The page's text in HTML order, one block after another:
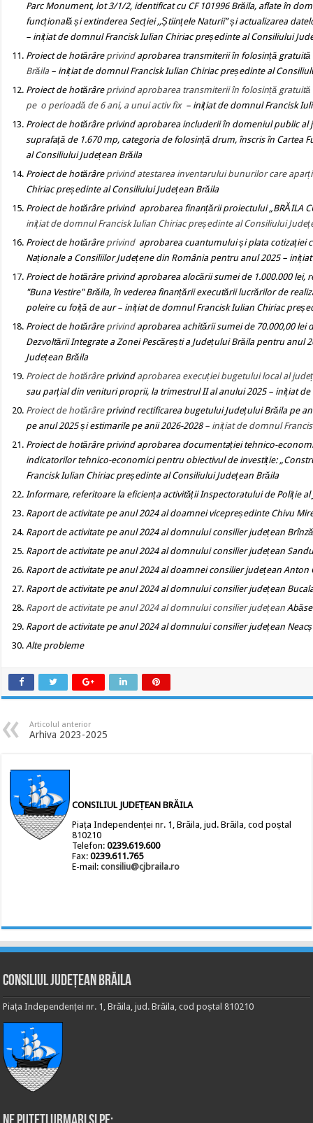
Parc Monument, lot 3/1/2, identificat cu CF 101996 Brăila, aflate în
funcțională și extinderea Secției ,,Științele Naturii” și actualizarea
– inițiat de domnul Francisk Iulian Chiriac președinte al Consiliului
Proiect de hotărâre privindaprobarea transmiterii în folosință
Brăila – inițiat de domnul Francisk Iulian Chiriac președinte al
Proiect de hotărâre privind aprobarea transmiterii în folosință gratuită
pe o perioadă de 6 ani, a unui activ fix – inițiat de domnul Francisk
Proiect de hotărâre privind aprobarea includerii în domeniul public al
suprafață de 1.670 mp, categoria de folosință drum, înscris în Cartea
al Consiliului Județean Brăila
Proiect de hotărâre privind atestarea inventarului bunurilor care
Chiriac președinte al Consiliului Județean Brăila
Proiect de hotărâre privind aprobarea finanțării proiectului „BRĂILA
inițiat de domnul Francisk Iulian Chiriac președinte al Consiliului
Proiect de hotărâre privindaprobarea cuantumului și plata cotizației
Naționale a Consiliilor Județene din România pentru anul 2025 –
Proiect de hotărâre privindaprobarea alocării sumei de 1.000.000 lei,
"Buna Vestire" Brăila, în vederea finanțării executării lucrărilor de
poleire cu foiță de aur– inițiat de domnul Francisk Iulian Chiriac
Proiect de hotărâre privind aprobarea achitării sumei de 70.000,00
Dezvoltării Integrate a Zonei Pescărești a Județului Brăila pentru anul
Județean Brăila
Proiect de hotărâre privind aprobarea execuției bugetului local al
sau parțial din venituri proprii, la trimestrul II al anului2025 – inițiat
Proiect de hotărâreprivind rectificarea bugetului Județului Brăila pe
pe anul 2025 și estimarile pe anii 2026-2028 – inițiat de domnul
Proiect de hotărâreprivind aprobarea documentației tehnico-
indicatorilor tehnico-economici pentru obiectivul de investiție:
Francisk Iulian Chiriac președinte al Consiliului Județean Brăila
Informare, referitoare la eficiența activității Inspectoratului de Poliție
Raport de activitate pe anul 2024 al doamnei vicepreședinte Chivu
Raport de activitate pe anul 2024 al domnului consilier județean
Raport de activitate pe anul 2024 al domnului consilier județean
Raport de activitate pe anul 2024 al doamnei consilier județean Anton
Raport de activitate pe anul 2024 al domnului consilier județean
Raport de activitate pe anul 2024 al domnului consilier județean
Raport de activitate pe anul 2024 al domnului consilier județean
Alte probleme
Articolul anterior
Arhiva 2023-2025
CONSILIUL JUDEȚEAN BRĂILA
Piața Independenței nr. 1, Brăila, jud. Brăila, cod poștal
810210
Telefon:0239.619.600
Fax:0239.611.765
E-mail:consiliu@cjbraila.ro
Consiliul Județean Brăila
Piața Independenței nr. 1, Brăila, jud. Brăila, cod poștal 810210